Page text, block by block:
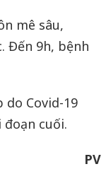
mê sâu,
Đến 9h, bệnh
do Covid-19
cuối.
PV